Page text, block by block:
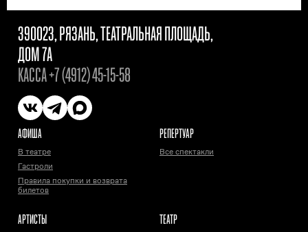
390023, РЯЗАНЬ, ТЕАТРАЛЬНАЯ ПЛОЩАДЬ,
ДОМ 7А
КАССА+7 (4912) 45-15-58
АФИША
В театре
Гастроли
Правила покупки и возврата
билетов
РЕПЕРТУАР
Все спектакли
АРТИСТЫ ТЕАТР